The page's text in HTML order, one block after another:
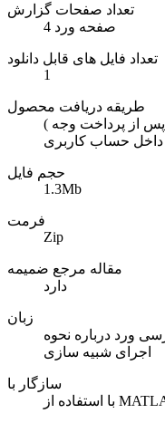
تعداد صفحات گزارش
4 صفحه ورد
تعداد فایل های قابل دانلود
1
طریقه دریافت محصول
( آنی پس از پرداخت وجه ) قابل دانلود از طریق ایمیل ثبت
داخل حساب کاربری
حجم فایل
1.3Mb
فرمت
Zip
مقاله مرجع ضمیمه
دارد
زبان
ورد درباره نحوه
اجرای شبیه سازی
سازگار با